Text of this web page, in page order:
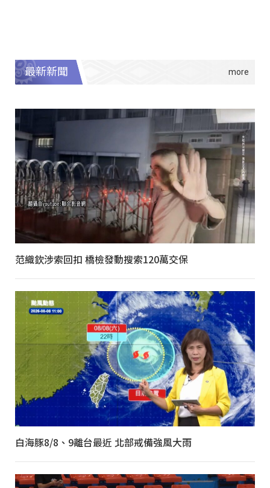
最新新聞
范織欽涉索回扣 橋檢發動搜索120萬交保
白海豚8/8、9離台最近 北部戒備強風大雨